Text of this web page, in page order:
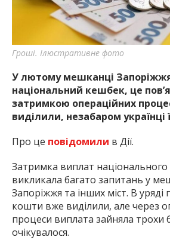
найважливішу
міста
Гроші. Ілюстративне фото
У лютому мешканці
національний кешбек, це
затримкою операційних
виділили, незабаром
Про це повідомили в Дії.
Затримка виплат
викликала багато запитань у
Запоріжжя та інших міст. В
кошти вже виділили, але через
процеси виплата зайняла трохи
очікувалося.